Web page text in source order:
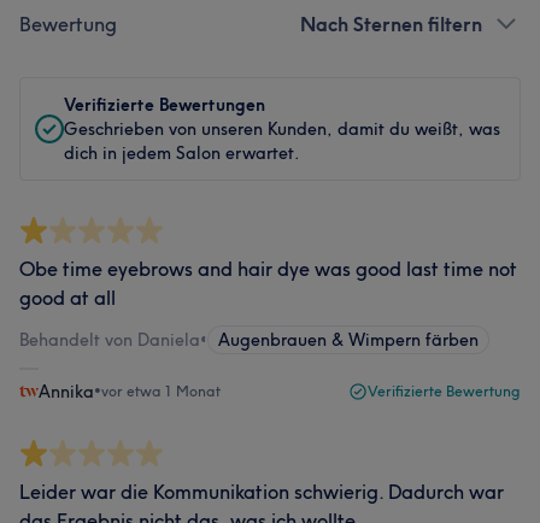
Bewertung Nach Sternen filtern
Verifizierte Bewertungen
Geschrieben von unseren Kunden, damit du weißt, was
dich in jedem Salon erwartet.
Obe time eyebrows and hair dye was good last time not
good at all
Behandelt von Daniela• Augenbrauen & Wimpern färben
Annika•vor etwa 1 Monat Verifizierte Bewertung
Leider war die Kommunikation schwierig. Dadurch war